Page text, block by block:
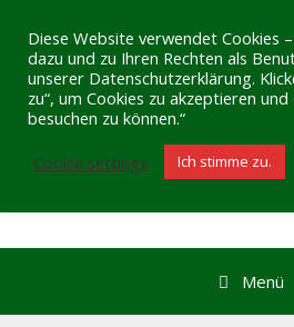
Inhalt
springen
Bio Natur
Bio-Qualität
Menü
Diese Website verwendet Cookies
dazu und zu Ihren Rechten als
unserer Datenschutzerklärung.
zu“, um Cookies zu akzeptieren
besuchen zu können.“
Cookie settings
Ich stimme zu.